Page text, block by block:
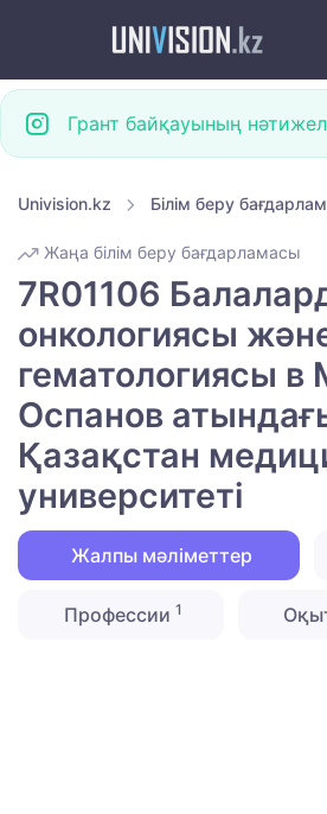
Грант байқауының
Univision.kz Білім беру
Жаңа білім беру бағдарламасы
7R01106
онкологиясы
гематологиясы в
Оспанов
Қазақстан
университеті
Жалпы мәліметтер
Профессии 1